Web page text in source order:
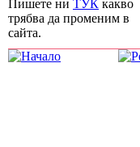
Пишете ни ТУК какво
трябва да променим в
сайта.